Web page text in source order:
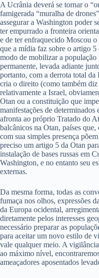
A Ucrânia deverá se tornar o
famigerada “muralha de
assegurar a Washington poder
ter empurrado a fronteira
e de ter enfraquecido Moscou
que a mídia faz sobre o artigo
modo de mobilizar a população
permanente, levada adiante
portanto, com a derrota total
cria o direito (como também
relativamente a Israel,
Otan ou a constituição que
manifestações de
afronta ao próprio Tratado do
balcânicos na Otan, países
com sua simples presença
preciso um artigo 5 da Otan
instalação de bases russas em
Washington, e no entanto seu
externas.
Da mesma forma, todas as
fumaça nos olhos, expressões
da Europa ocidental,
diretamente pelos interesses
necessário preparar as
para aceitar um novo estilo de
vale qualquer meio. A
ao máximo nível,
ameaçadores aposentados